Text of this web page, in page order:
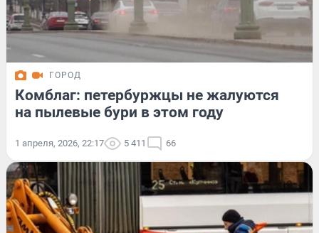
ГОРОД
Комблаг: петербуржцы не жалуются
на пылевые бури в этом году
1 апреля, 2026, 22:17 5 411 66